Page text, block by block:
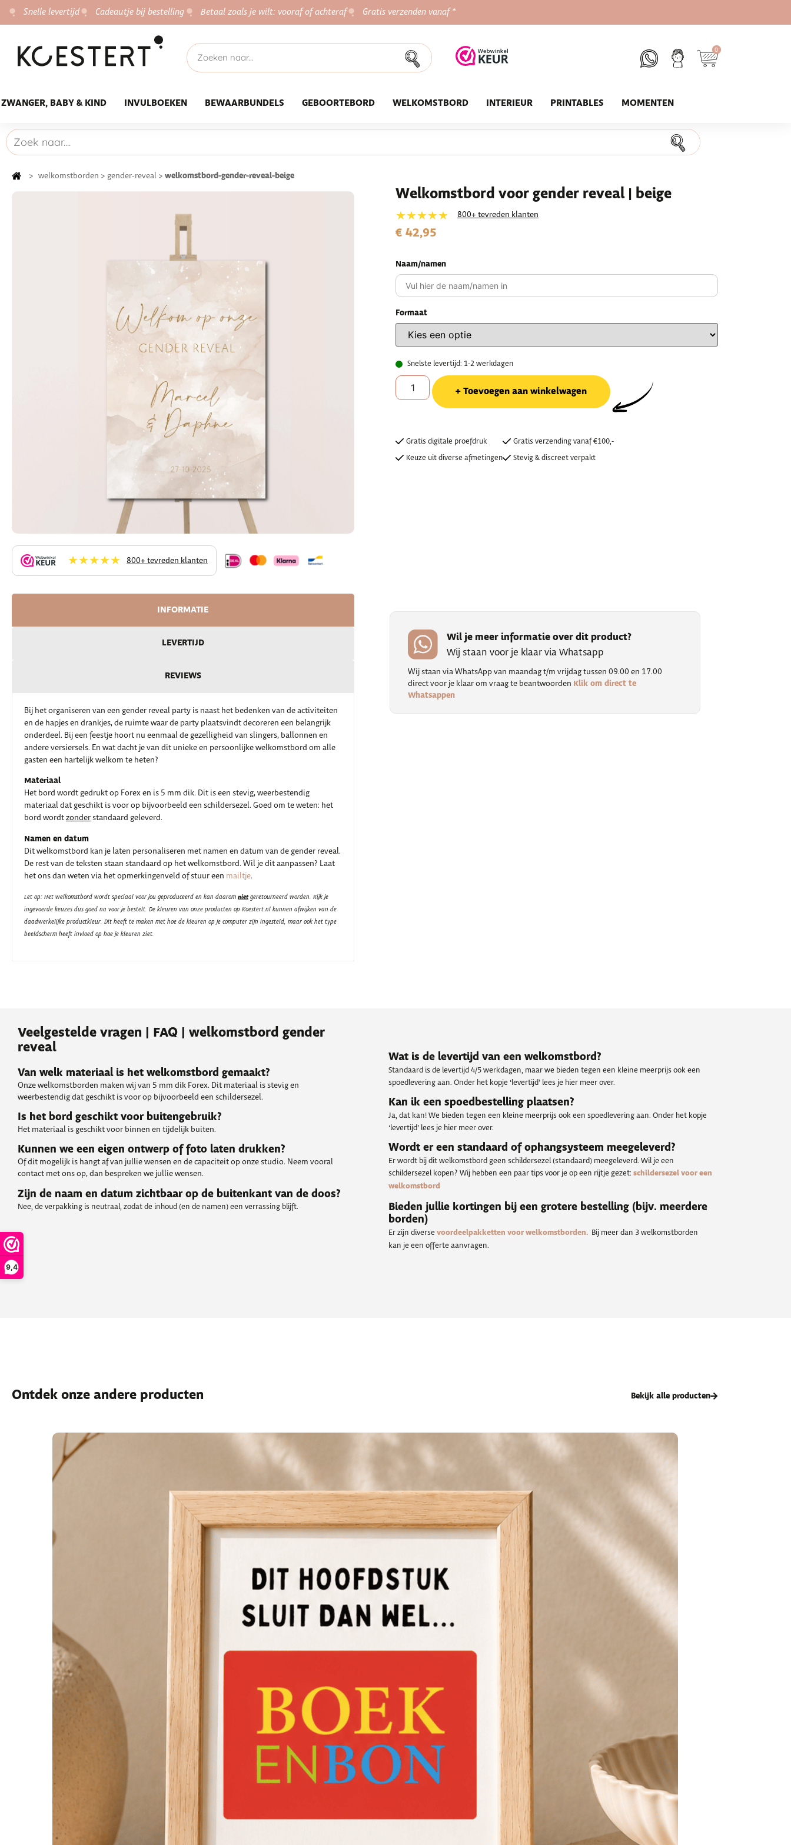
9,4
Snelle levertijd Cadeautje bij bestelling Betaal zoals je wilt: vooraf of achteraf Gratis verzenden vanaf *
0
ZWANGER, BABY & KIND INVULBOEKEN BEWAARBUNDELS GEBOORTEBORD WELKOMSTBORD INTERIEUR PRINTABLES MOMENTEN
> welkomstborden > gender-reveal > welkomstbord-gender-reveal-beige
★★★★★ 800+ tevreden klanten
Welkomstbord voor gender reveal | beige
★★★★★ 800+ tevreden klanten
€ 42,95
Naam/namen
Formaat
Snelste levertijd: 1-2 werkdagen
Toevoegen aan winkelwagen
Gratis digitale proefdruk
Keuze uit diverse afmetingen
Gratis verzending vanaf €100,-
Stevig & discreet verpakt
INFORMATIE
LEVERTIJD
REVIEWS
Bij het organiseren van een gender reveal party is naast het bedenken van de activiteiten
en de hapjes en drankjes, de ruimte waar de party plaatsvindt decoreren een belangrijk
onderdeel. Bij een feestje hoort nu eenmaal de gezelligheid van slingers, ballonnen en
andere versiersels. En wat dacht je van dit unieke en persoonlijke welkomstbord om alle
gasten een hartelijk welkom te heten?
Materiaal
Het bord wordt gedrukt op Forex en is 5 mm dik. Dit is een stevig, weerbestendig
materiaal dat geschikt is voor op bijvoorbeeld een schildersezel. Goed om te weten: het
bord wordtzonderstandaard geleverd.
Namen en datum
Dit welkomstbord kan je laten personaliseren met namen en datum van de gender reveal.
De rest van de teksten staan standaard op het welkomstbord. Wil je dit aanpassen? Laat
het ons dan weten via het opmerkingenveld of stuur een mailtje.
Let op: Het welkomstbord wordt speciaal voor jou geproduceerd en kan daarom nietgeretourneerd worden. Kijk je
ingevoerde keuzes dus goed na voor je bestelt. De kleuren van onze producten op Koestert.nl kunnen afwijken van de
daadwerkelijke productkleur. Dit heeft te maken met hoe de kleuren op je computer zijn ingesteld, maar ook het type
beeldscherm heeft invloed op hoe je kleuren ziet.
Wil je meer informatie over dit product?
Wij staan voor je klaar via Whatsapp
Wij staan via WhatsApp van maandag t/m vrijdag tussen 09.00 en 17.00
direct voor je klaar om vraag te beantwoorden Klik om direct te
Whatsappen
Veelgestelde vragen | FAQ | welkomstbord gender
reveal
Van welk materiaal is het welkomstbord gemaakt?
Onze welkomstborden maken wij van 5 mm dik Forex. Dit materiaal is stevig en
weerbestendig dat geschikt is voor op bijvoorbeeld een schildersezel.
Is het bord geschikt voor buitengebruik?
Het materiaal is geschikt voor binnen en tijdelijk buiten.
Kunnen we een eigen ontwerp of foto laten drukken?
Of dit mogelijk is hangt af van jullie wensen en de capaciteit op onze studio. Neem vooral
contact met ons op, dan bespreken we jullie wensen.
Zijn de naam en datum zichtbaar op de buitenkant van de doos?
Nee, de verpakking is neutraal, zodat de inhoud (en de namen) een verrassing blijft.
Wat is de levertijd van een welkomstbord?
Standaard is de levertijd 4/5 werkdagen, maar we bieden tegen een kleine meerprijs ook een
spoedlevering aan. Onder het kopje ‘levertijd’ lees je hier meer over.
Kan ik een spoedbestelling plaatsen?
Ja, dat kan! We bieden tegen een kleine meerprijs ook een spoedlevering aan. Onder het kopje
‘levertijd’ lees je hier meer over.
Wordt er een standaard of ophangsysteem meegeleverd?
Er wordt bij dit welkomstbord geen schildersezel (standaard) meegeleverd. Wil je een
schildersezel kopen? Wij hebben een paar tips voor je op een rijtje gezet: schildersezel voor een
welkomstbord
Bieden jullie kortingen bij een grotere bestelling (bijv. meerdere
borden)
Er zijn diverse voordeelpakketten voor welkomstborden. Bij meer dan 3 welkomstborden
kan je een offerte aanvragen.
Ontdek onze andere producten Bekijk alle producten